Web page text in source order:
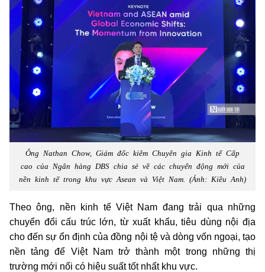
Ông Nathan Chow, Giám đốc kiêm Chuyên gia Kinh tế Cấp
cao của Ngân hàng DBS chia sẻ về các chuyển động mới của
nền kinh tế trong khu vực Asean và Việt Nam. (Ảnh: Kiều Anh)
Theo ông, nền kinh tế Việt Nam đang trải qua những
chuyển đổi cấu trúc lớn, từ xuất khẩu, tiêu dùng nội địa
cho đến sự ổn định của đồng nội tệ và dòng vốn ngoại, tạo
nền tảng để Việt Nam trở thành một trong những thị
trường mới nổi có hiệu suất tốt nhất khu vực.